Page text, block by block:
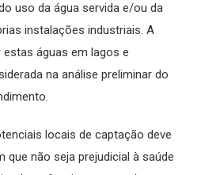
uso da água servida e/ou da
instalações industriais. A
águas em lagos e
na análise preliminar do
locais de captação deve
que não seja prejudicial à saúde